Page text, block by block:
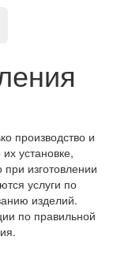
производство и
установке,
изготовлении
услуги по
изделий.
по правильной